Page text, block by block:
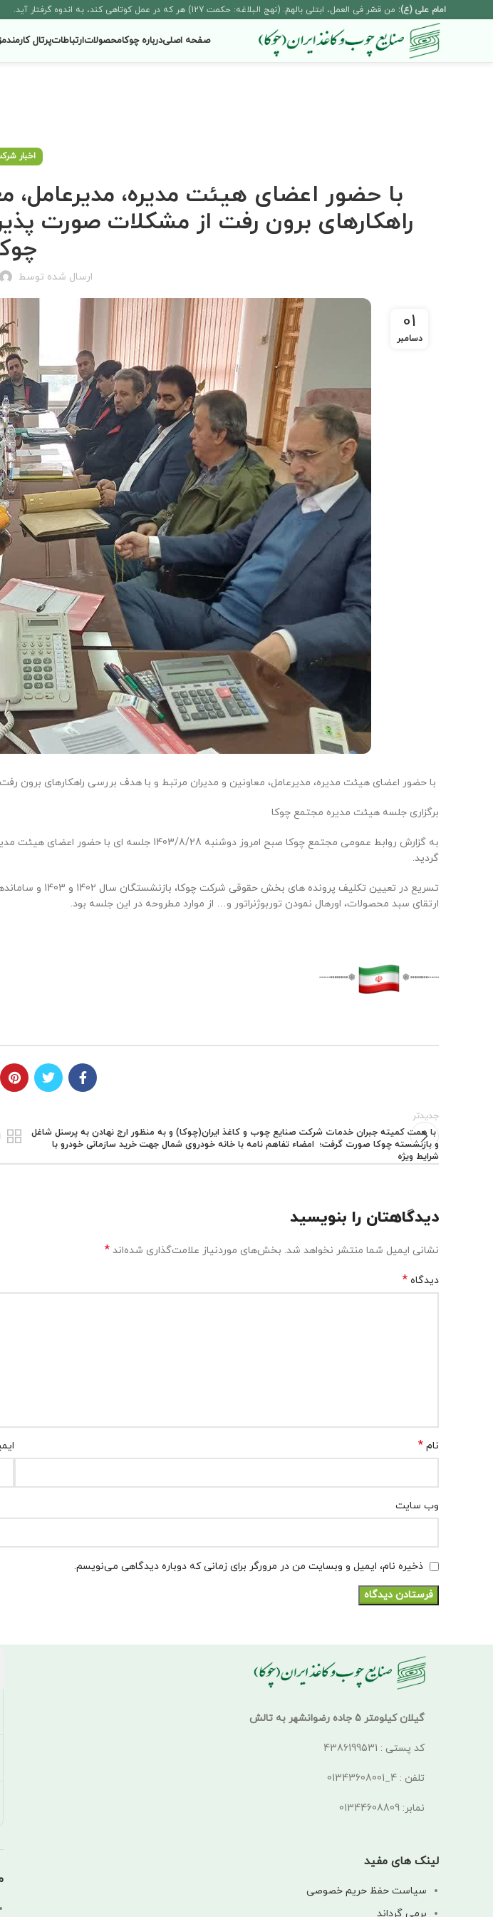
امام علی (ع): من قصّر فی العمل، ابتلی بالهمّ. (نهج البلاغه: حکمت 127) هر که در عمل کوتاهی کند، به اندوه گرفتار آید.
صفحه اصلیدرباره چوکامحصولاتارتباطاتپرتال کارمند
اخبار
با حضور اعضای هیئت مدیره، مدیرعامل،
راهکارهای برون رفت از مشکلات صورت
ارسال شده توسط
01
دسامبر
با حضور اعضای هیئت مدیره، مدیرعامل، معاونین و مدیران مرتبط و با هدف بررسی راهکارهای برون
برگزاری جلسه هیئت مدیره مجتمع چوکا
به گزارش روابط عمومی مجتمع چوکا صبح امروز
گردید.
تسریع در تعیین
ارتقای سبد محصولات، اورهال نمودن توربوژنراتور و… از موارد مطروحه در این جلسه بود.
┄┄┅┅┅❅
❅┅┅┅┄┄
جدیدتر
با همت کمیته جبران خدمات شرکت صنایع چوب و کاغذ ایران(چوکا) و به منظور ارج نهادن به پرسنل شاغل
و بازنشسته چوکا صورت گرفت؛ ️ امضاء تفاهم نامه با خانه خودروی شمال جهت خرید سازمانی خودرو با
شرایط ویژه
دیدگاهتان را بنویسید
نشانی ایمیل شما منتشر نخواهد شد. بخش‌های موردنیاز علامت‌گذاری شده‌اند *
دیدگاه *
نام *
وب‌ سایت
ذخیره نام، ایمیل و وبسایت من در مرورگر برای زمانی که دوباره دیدگاهی می‌نویسم.
گیلان کیلومتر 5 جاده رضوانشهر به تالش
کد پستی : 4386199531
تلفن : 4_01343608001
نمابر: 01344608809
لینک های مفید
سیاست حفظ حریم خصوصی
برمی گرداند